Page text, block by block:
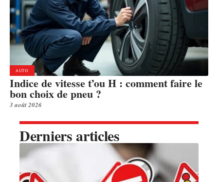
AUTO
Indice de vitesse t’ou H : comment faire le
bon choix de pneu ?
3 août 2026
Derniers articles